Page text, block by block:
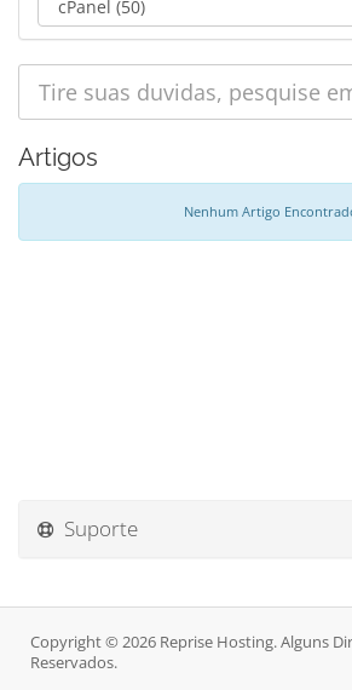
Artigos
Nenhum Artigo
Suporte
Copyright © 2026 Reprise Hosting. Alguns
Reservados.